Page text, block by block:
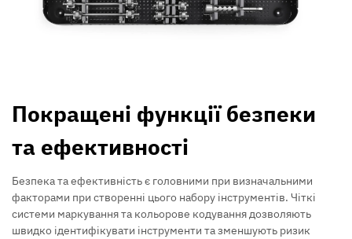
Покращені функції безпеки
та ефективності
Безпека та ефективність є головними при визначальними
факторами при створенні цього набору інструментів. Чіткі
системи маркування та кольорове кодування дозволяють
швидко ідентифікувати інструменти та зменшують ризик